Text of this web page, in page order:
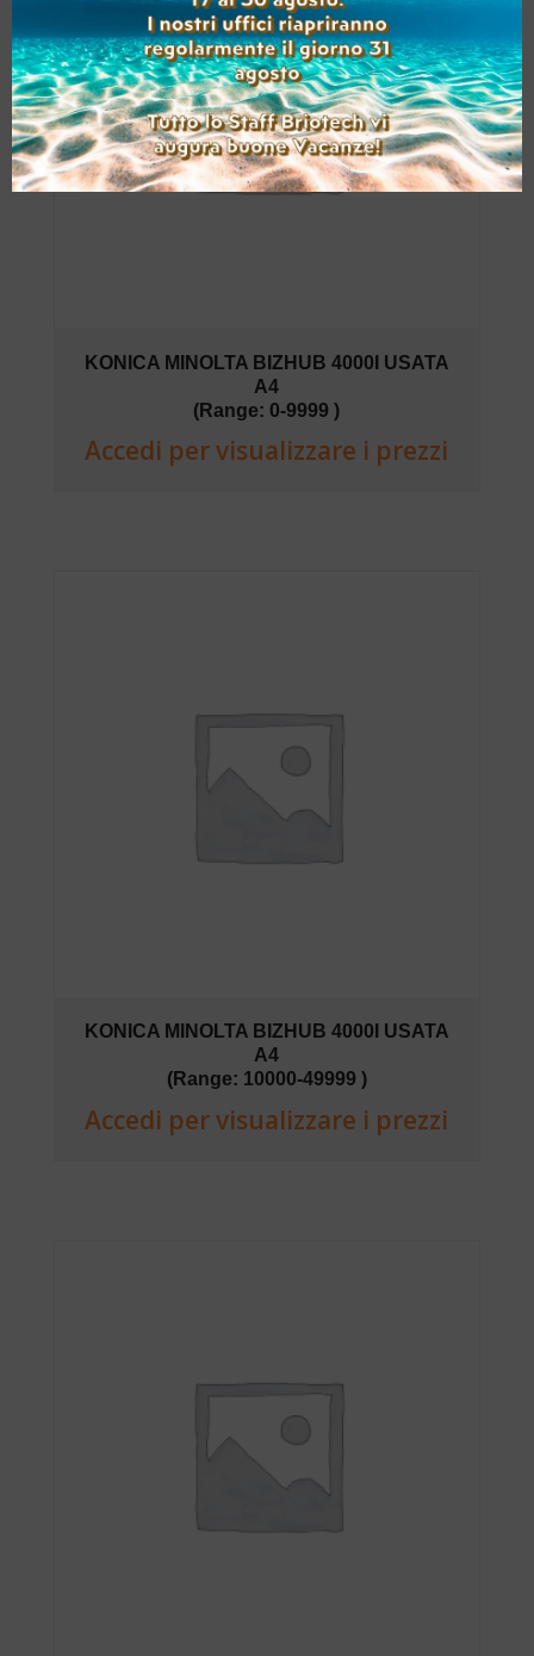
KONICA MINOLTA BIZHUB 4000I USATA
A4
(Range: 0-9999 )
Accedi per visualizzare i prezzi
KONICA MINOLTA BIZHUB 4000I USATA
A4
(Range: 10000-49999 )
Accedi per visualizzare i prezzi